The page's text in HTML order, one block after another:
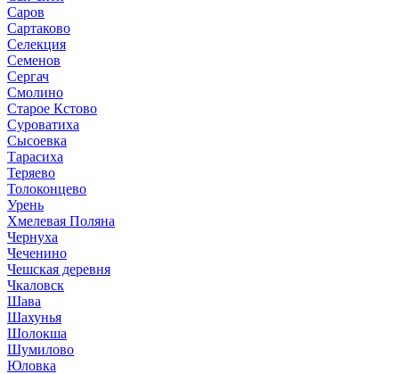
Саров
Сартаково
Селекция
Семенов
Сергач
Смолино
Старое Кстово
Суроватиха
Сысоевка
Тарасиха
Теряево
Толоконцево
Урень
Хмелевая Поляна
Чернуха
Чеченино
Чешская деревня
Чкаловск
Шава
Шахунья
Шолокша
Шумилово
Юловка